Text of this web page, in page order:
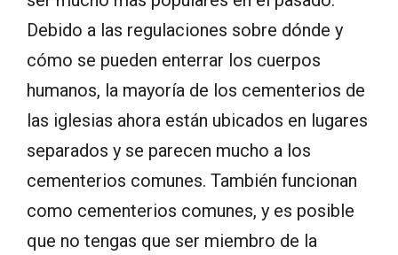
Debido a las regulaciones sobre dónde y
cómo se pueden enterrar los cuerpos
humanos, la mayoría de los cementerios de
las iglesias ahora están ubicados en lugares
separados y se parecen mucho a los
cementerios comunes. También funcionan
como cementerios comunes, y es posible
que no tengas que ser miembro de la